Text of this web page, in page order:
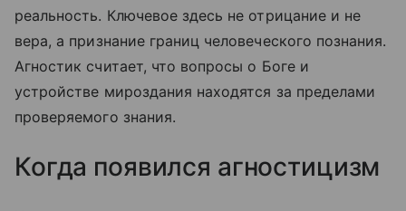
реальность. Ключевое здесь не отрицание и не
вера, а признание границ человеческого познания.
Агностик считает, что вопросы о Боге и
устройстве мироздания находятся за пределами
проверяемого знания.
Когда появился агностицизм